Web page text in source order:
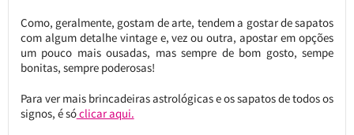
Como, geralmente, gostam de arte, tendem a gostar de sapatos
com algum detalhe vintage e, vez ou outra, apostar em opções
um pouco mais ousadas, mas sempre de bom gosto, sempe
bonitas, sempre poderosas!
Para ver mais brincadeiras astrológicas e os sapatos de todos os
signos, é sóclicar aqui.